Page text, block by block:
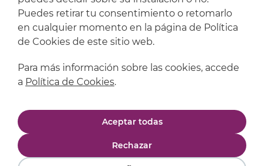
Política de privacidad
Puedes retirar tu consentimiento o retomarlo
en cualquier momento en la página de Política
de Cookies de este sitio web.
Para más información sobre las cookies, accede
a Política de Cookies.
Aceptar todas
Rechazar